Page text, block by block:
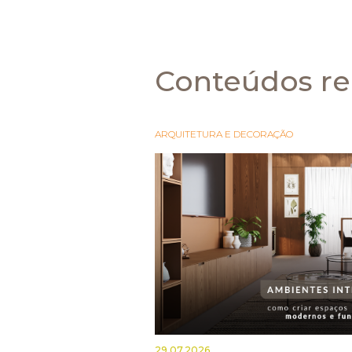
Conteúdos
ARQUITETURA E DECORAÇÃO